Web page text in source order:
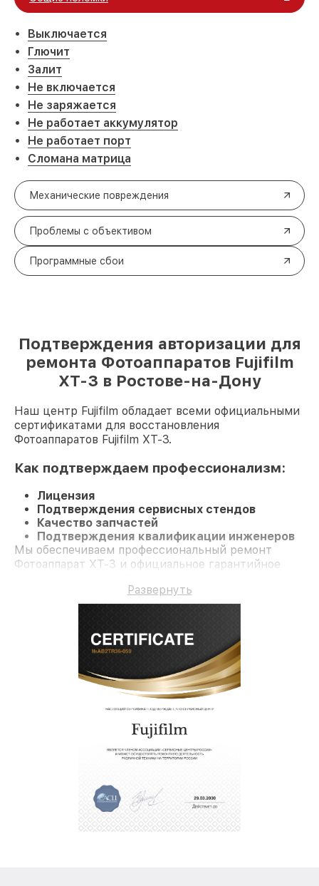
Выключается
Глючит
Залит
Не включается
Не заряжается
Не работает аккумулятор
Не работает порт
Сломана матрица
Механические повреждения
Проблемы с объективом
Программные сбои
Подтверждения авторизации для
ремонта Фотоаппаратов Fujifilm
XT-3 в Ростове-на-Дону
Наш центр Fujifilm обладает всеми официальными
сертификатами для восстановления
Фотоаппаратов Fujifilm XT-3.
Как подтверждаем профессионализм:
Лицензия
Подтверждения сервисных стендов
Качество запчастей
Подтверждения квалификации инженеров
Мы обеспечиваем профессиональный ремонт
Фотоаппарат XT-3 и официальное гарантийное
Развернуть